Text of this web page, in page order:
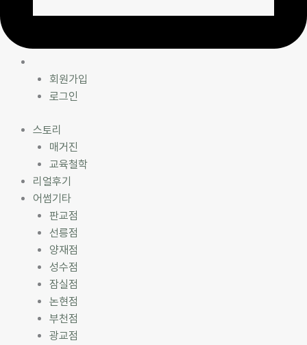
회원가입
로그인
스토리
매거진
교육철학
리얼후기
어썸기타
판교점
선릉점
양재점
성수점
잠실점
논현점
부천점
광교점